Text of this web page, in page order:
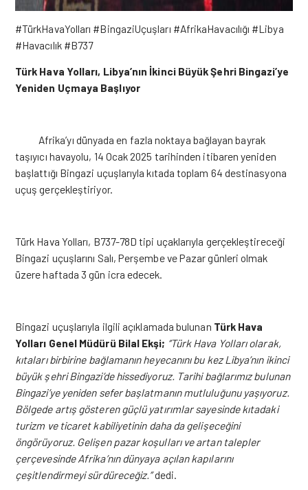
#TürkHavaYolları #BingaziUçuşları #AfrikaHavacılığı #Libya
#Havacılık #B737
Türk Hava Yolları, Libya’nın İkinci Büyük Şehri Bingazi’ye
Yeniden Uçmaya Başlıyor
Afrika’yı dünyada en fazla noktaya bağlayan bayrak
taşıyıcı havayolu, 14 Ocak 2025 tarihinden itibaren yeniden
başlattığı Bingazi uçuşlarıyla kıtada toplam 64 destinasyona
uçuş gerçekleştiriyor.
Türk Hava Yolları, B737-78D tipi uçaklarıyla gerçekleştireceği
Bingazi uçuşlarını Salı, Perşembe ve Pazar günleri olmak
üzere haftada 3 gün icra edecek.
Bingazi uçuşlarıyla ilgili açıklamada bulunan Türk Hava
Yolları Genel Müdürü Bilal Ekşi; ‘’Türk Hava Yolları olarak,
kıtaları birbirine bağlamanın heyecanını bu kez Libya’nın ikinci
büyük şehri Bingazi’de hissediyoruz. Tarihi bağlarımız bulunan
Bingazi’ye yeniden sefer başlatmanın mutluluğunu yaşıyoruz.
Bölgede artış gösteren güçlü yatırımlar sayesinde kıtadaki
turizm ve ticaret kabiliyetinin daha da gelişeceğini
öngörüyoruz. Gelişen pazar koşulları ve artan talepler
çerçevesinde Afrika’nın dünyaya açılan kapılarını
çeşitlendirmeyi sürdüreceğiz.’’dedi.